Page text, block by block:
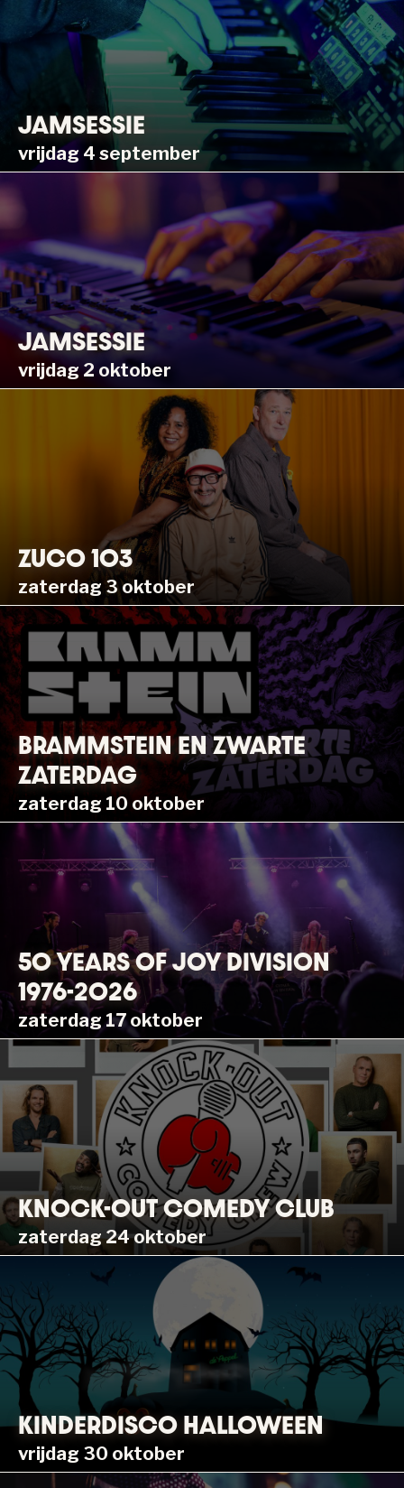
JAMSESSIE
vrijdag 4 september
JAMSESSIE
vrijdag 2 oktober
ZUCO 103
zaterdag 3 oktober
BRAMMSTEIN EN ZWARTE
ZATERDAG
zaterdag 10 oktober
50 YEARS OF JOY DIVISION
1976-2026
zaterdag 17 oktober
KNOCK-OUT COMEDY CLUB
zaterdag 24 oktober
KINDERDISCO HALLOWEEN
vrijdag 30 oktober